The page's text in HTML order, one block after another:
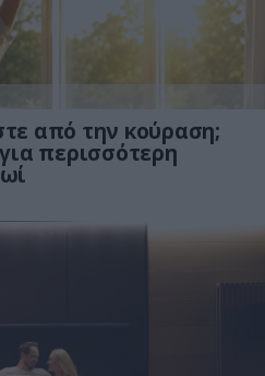
από την κούραση;
περισσότερη